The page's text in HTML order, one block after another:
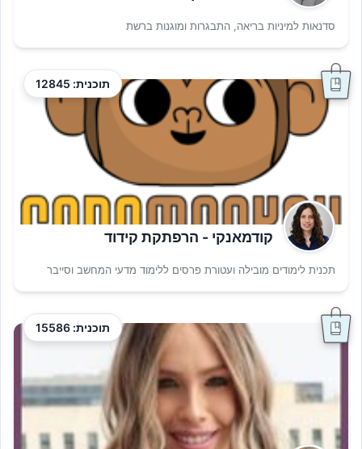
סדנאות למיניות בריאה, התבגרות ומוגנות ברשת
תוכנית: 12845
קודמאנקי - הרפתקת קידוד
תכנית לימודים מובילה ועטורת פרסים ללימוד מדעי המחשב וסייבר
תוכנית: 15586